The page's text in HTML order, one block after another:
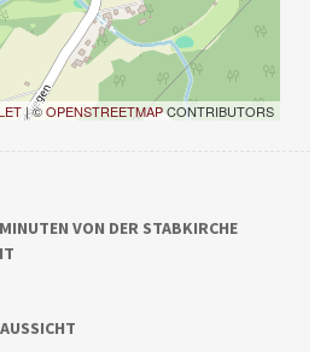
| ©OPENSTREETMAPCONTRIBUTORS
VON DER STABKIRCHE